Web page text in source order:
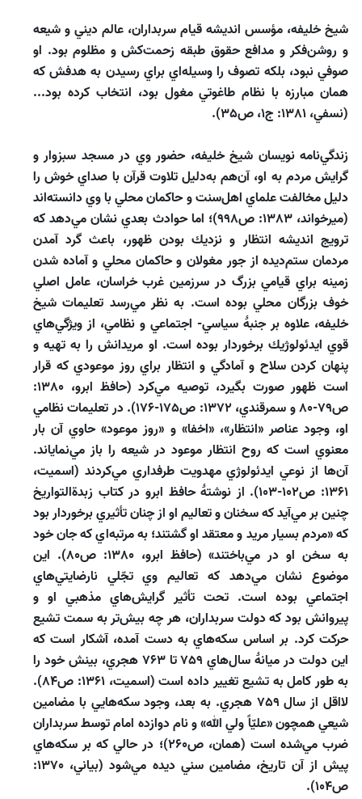
شيخ خليفه، مؤسس انديشه قيام سربداران، عالم ديني و شيعه
و روشن‌فكر و مدافع حقوق طبقه زحمت‌كش و مظلوم بود. او
صوفي نبود، بلكه تصوف را وسيله‌اي براي رسيدن به هدفش كه
همان مبارزه با نظام طاغوتي مغول بود، انتخاب كرده بود...
(نسفي، 1381: ج1، ص35).
زندگي‌نامه نويسان شيخ خليفه، حضور وي در مسجد سبزوار و
گرايش مردم به او، آن‌هم به‌دليل تلاوت قرآن با صداي خوش را
دليل مخالفت علماي اهل‌سنت و حاكمان محلي با وي دانسته‌اند
(ميرخواند، 1383: ص998)؛ اما حوادث بعدي نشان مي‌دهد كه
ترويج انديشه انتظار و نزديك بودن ظهور، باعث گرد آمدن
مردمان ستم‌ديده از جور مغولان و حاكمان محلي و آماده شدن
زمينه براي قيامي بزرگ در سرزمين غرب خراسان، عامل اصلي
خوف بزرگان محلي بوده است. به نظر مي‌‌رسد تعليمات شيخ
خليفه، علاوه بر جنبۀ سياسي- اجتماعي و نظامي، از ويژگي‌‌هاي
قوي ايدئولوژيك برخوردار بوده است. او مريدانش را به تهيه و
پنهان كردن سلاح و آمادگي و انتظار براي روز موعودي كه قرار
است ظهور صورت بگيرد، توصيه مي‌كرد (حافظ ابرو، 1380:
ص79-80 و سمرقندي، 1372: ص175-176). در تعليمات نظامي
او، وجود عناصر «انتظار»، «اخفا» و «روز موعود» حاوي آن بار
معنوي است كه روح انتظار موعود در شيعه را باز مي‌‌نماياند.
آن‌ها از نوعي ايدئولوژي مهدويت طرفداري مي‌‌كردند (اسميت،
1361: ص102-103). از نوشتۀ حافظ ابرو در كتاب زبدة‌التواريخ
چنين بر مي‌‌آيد كه سخنان و تعاليم او از چنان تأثيري برخوردار بود
كه «مردم بسيار مريد و معتقد او گشتند؛ به مرتبه‌‌اي كه جان خود
به سخن او در مي‌‌باختند» (حافظ ابرو، 1380: ص80). اين
موضوع نشان مي‌‌دهد كه تعاليم وي تجّلي نارضايتي‌‌هاي
اجتماعي بوده است. تحت تأثير گرايش‌‌هاي مذهبي او و
پيروانش بود كه دولت سربداران، هر چه بيش‌تر به سمت تشيع
حركت كرد. بر اساس سكه‌‌هاي به دست آمده، آشكار است كه
اين دولت در ميانۀ سال‌هاي 759 تا 763 هجري، بينش خود را
به طور كامل به تشيع تغيير داده است (اسميت، 1361: ص84).
لااقل از سال 759 هجري. به بعد، وجود سكه‌‌هايي با مضامين
شيعي همچون «عليّاً ولي الله» و نام دوازده امام توسط سربداران
ضرب مي‌شده است (همان، ص260)؛ در حالي كه بر سكه‌‌هاي
پيش از آن تاريخ، مضامين سني ديده مي‌شود (بياني، 1370:
ص104).